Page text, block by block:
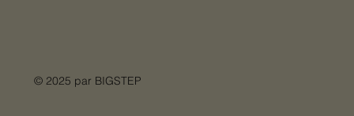
© 2025 par BIGSTEP